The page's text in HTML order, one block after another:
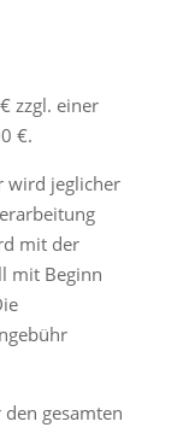
zzgl. einer
€.
wird jeglicher
mit der
mit Beginn
gesamten